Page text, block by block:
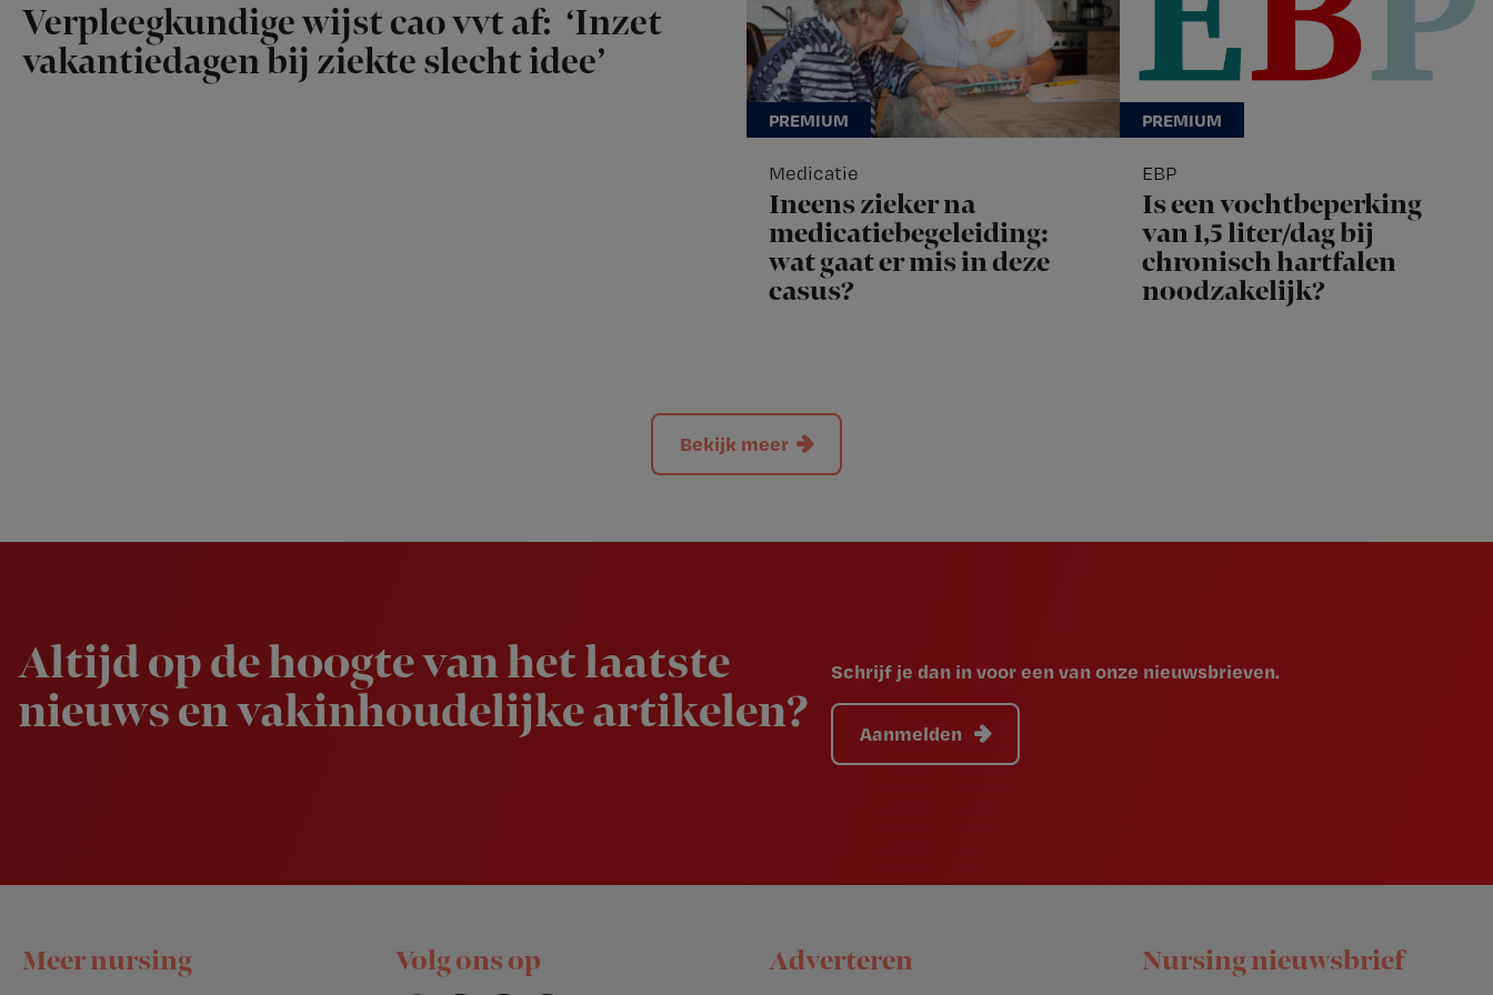
Verpleegkundige wijst cao vvt af: ‘Inzet
vakantiedagen bij ziekte slecht idee’
Medicatie
Ineens zieker na
medicatiebegeleiding:
wat gaat er mis in deze
casus?
EBP
Is een vochtbeperking
van 1,5 liter/dag bij
chronisch hartfalen
noodzakelijk?
Bekijk meer
Altijd op de hoogte van het laatste
nieuws en vakinhoudelijke artikelen?
Schrijf je dan in voor een van onze nieuwsbrieven.
Aanmelden
Footer
Meer nursing Volg ons op Adverteren Nursing nieuwsbrief